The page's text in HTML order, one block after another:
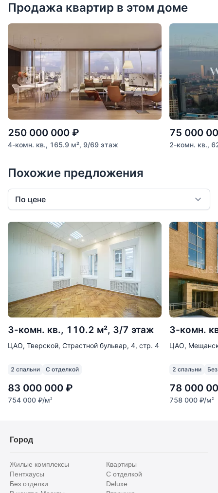
Продажа квартир в этом доме
250 000 000 ₽
4-комн. кв., 165.9 м², 9/69 этаж
75 000
2-комн. кв.,
Похожие предложения
По цене
3-комн. кв., 110.2 м², 3/7 этаж
ЦАО, Тверской, Страстной бульвар, 4, стр. 4
2 спальни С отделкой
83 000 000 ₽
754 000 ₽/м2
3-комн.
ЦАО,
2 спальни
78 000
758 000 ₽/м2
Город
Жилые комплексы
Квартиры
Пентхаусы
С отделкой
Без отделки
Deluxe